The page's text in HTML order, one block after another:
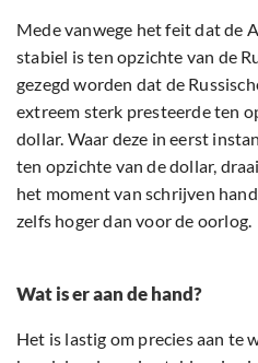
Mede vanwege het feit dat de
stabiel is ten opzichte van de
gezegd worden dat de
extreem sterk presteerde ten
dollar. Waar deze in eerst
ten opzichte van de dollar,
het moment van schrijven
zelfs hoger dan voor de oorlog.
Wat is er aan de hand?
Het is lastig om precies aan te